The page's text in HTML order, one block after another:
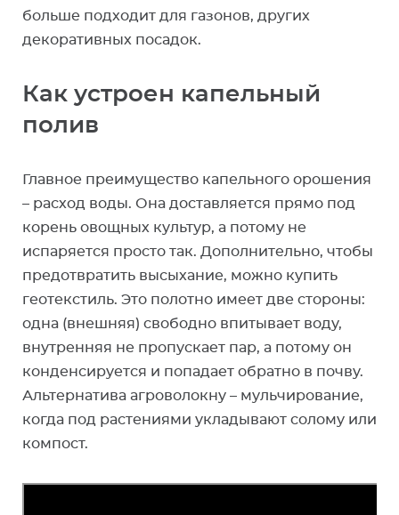
больше подходит для газонов, других
декоративных посадок.
Как устроен капельный
полив
Главное преимущество капельного орошения
– расход воды. Она доставляется прямо под
корень овощных культур, а потому не
испаряется просто так. Дополнительно, чтобы
предотвратить высыхание, можно купить
геотекстиль. Это полотно имеет две стороны:
одна (внешняя) свободно впитывает воду,
внутренняя не пропускает пар, а потому он
конденсируется и попадает обратно в почву.
Альтернатива агроволокну – мульчирование,
когда под растениями укладывают солому или
компост.